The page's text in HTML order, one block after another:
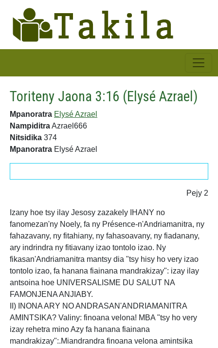
Toriteny Jaona 3:16 (Elysé Azrael)
Mpanoratra Elysé Azrael
NampiditraAzrael666
Nitsidika 374
Mpanoratra Elysé Azrael
Pejy 2
Izany hoe tsy ilay Jesosy zazakely IHANY no
fanomezan'ny Noely, fa ny Présence-n'Andriamanitra, ny
fahazavany, ny fitahiany, ny fahasoavany, ny fiadanany,
ary indrindra ny fitiavany izao tontolo izao. Ny
fikasan'Andriamanitra mantsy dia "tsy hisy ho very izao
tontolo izao, fa hanana fiainana mandrakizay": izay ilay
antsoina hoe UNIVERSALISME DU SALUT NA
FAMONJENA ANJIABY.
II) INONA ARY NO ANDRASAN'ANDRIAMANITRA
AMINTSIKA? Valiny: finoana velona! MBA "tsy ho very
izay rehetra mino Azy fa hanana fiainana
mandrakizay":.Miandrandra finoana velona amintsika